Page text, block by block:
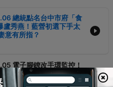
總統點名台中市府「食
盧秀燕！藍營初選下手太
意有所指？
電子腳鐐改手環監控！
逃」！蔡英文出手台東穩
勝選！